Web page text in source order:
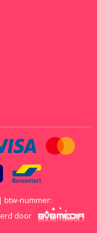
btw-nummer:
door